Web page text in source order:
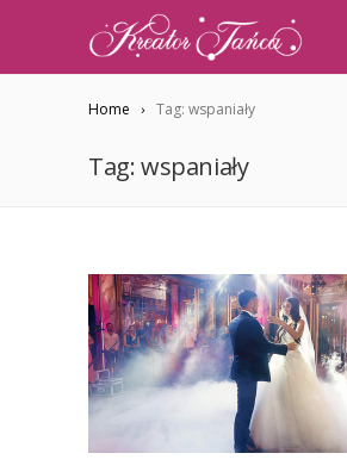
Home Tag: wspaniały
Tag: wspaniały